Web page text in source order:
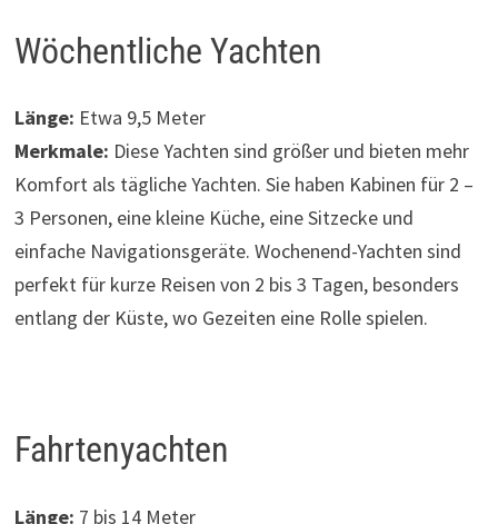
Wöchentliche Yachten
Länge: Etwa 9,5 Meter
Merkmale: Diese Yachten sind größer und bieten mehr
Komfort als tägliche Yachten. Sie haben Kabinen für 2 –
3 Personen, eine kleine Küche, eine Sitzecke und
einfache Navigationsgeräte. Wochenend-Yachten sind
perfekt für kurze Reisen von 2 bis 3 Tagen, besonders
entlang der Küste, wo Gezeiten eine Rolle spielen.
Fahrtenyachten
Länge: 7 bis 14 Meter